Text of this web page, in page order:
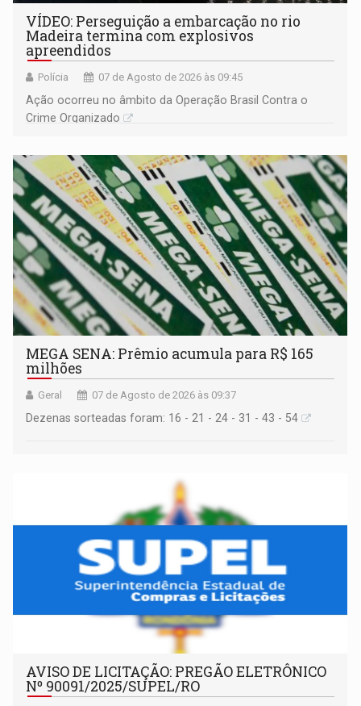
VÍDEO: Perseguição a embarcação no rio
Madeira termina com explosivos
apreendidos
Polícia 07 de Agosto de 2026 às 09:45
Ação ocorreu no âmbito da Operação Brasil Contra o
Crime Organizado
MEGA SENA: Prêmio acumula para R$ 165
milhões
Geral 07 de Agosto de 2026 às 09:37
Dezenas sorteadas foram: 16 - 21 - 24 - 31 - 43 - 54
AVISO DE LICITAÇÃO: PREGÃO ELETRÔNICO
Nº 90091/2025/SUPEL/RO